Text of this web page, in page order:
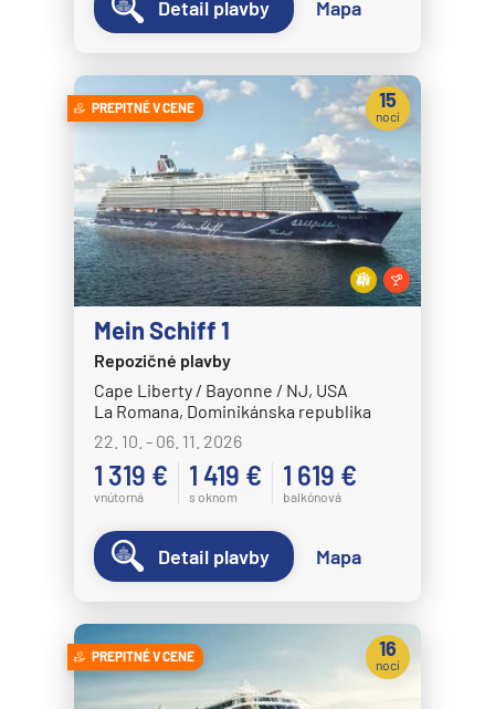
Detail plavby Mapa
PREPITNÉ V CENE
Mein Schiff 1
Repozičné plavby
Cape Liberty / Bayonne / NJ, USA
La Romana, Dominikánska republika
22. 10. - 06. 11. 2026
1 319 €
vnútorná
1 419 €
s oknom
1 619 €
balkónová
15
nocí
Detail plavby Mapa
PREPITNÉ V CENE 16
nocí